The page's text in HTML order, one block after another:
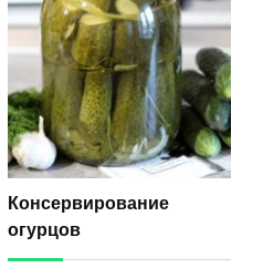
Консервирование
огурцов